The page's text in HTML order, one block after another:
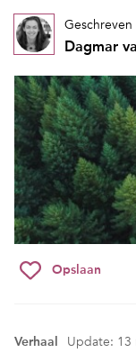
Dagmar
Opslaan
Verhaal Update: 13